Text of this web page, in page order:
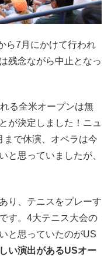
ら7月にかけて行われ
残念ながら中止となっ
る全米オープンは無
が決定しました！ニュ
まで休演、オペラは今
と思っていましたが、
り、テニスをプレーす
す。4大テニス大会の
と思っていたのがUS
い演出があるUSオー